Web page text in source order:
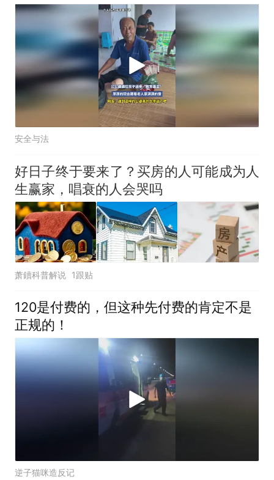
安全与法
好日子终于要来了？买房的人可能成为人
生赢家，唱衰的人会哭吗
萧鑟科普解说 1跟贴
120是付费的，但这种先付费的肯定不是
正规的！
逆子猫咪造反记